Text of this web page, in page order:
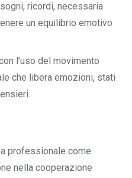
ricordi, necessaria
un equilibrio emotivo
l’uso del movimento
che libera emozioni, stati
professionale come
nella cooperazione